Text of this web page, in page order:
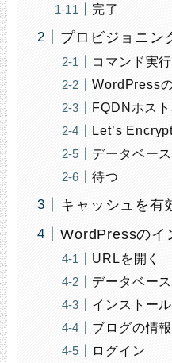
完了
プロビジョニン
コマンド実行
WordPress
FQDNホスト
Let’s
データベー
待つ
キャッシュを有
WordPressのイ
URLを開く
データベー
インストー
ブログの情
ログイン